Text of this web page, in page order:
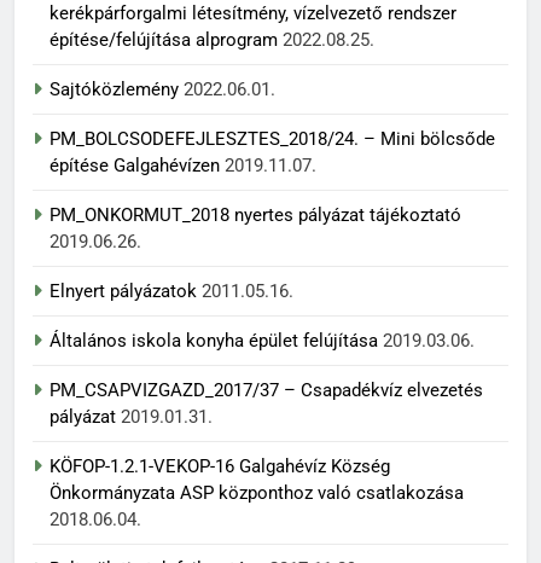
kerékpárforgalmi létesítmény, vízelvezető rendszer
építése/felújítása alprogram 2022.08.25.
Sajtóközlemény 2022.06.01.
PM_BOLCSODEFEJLESZTES_2018/24. – Mini bölcsőde
építése Galgahévízen 2019.11.07.
PM_ONKORMUT_2018 nyertes pályázat tájékoztató
2019.06.26.
Elnyert pályázatok 2011.05.16.
Általános iskola konyha épület felújítása 2019.03.06.
PM_CSAPVIZGAZD_2017/37 – Csapadékvíz elvezetés
pályázat 2019.01.31.
KÖFOP-1.2.1-VEKOP-16 Galgahévíz Község
Önkormányzata ASP központhoz való csatlakozása
2018.06.04.